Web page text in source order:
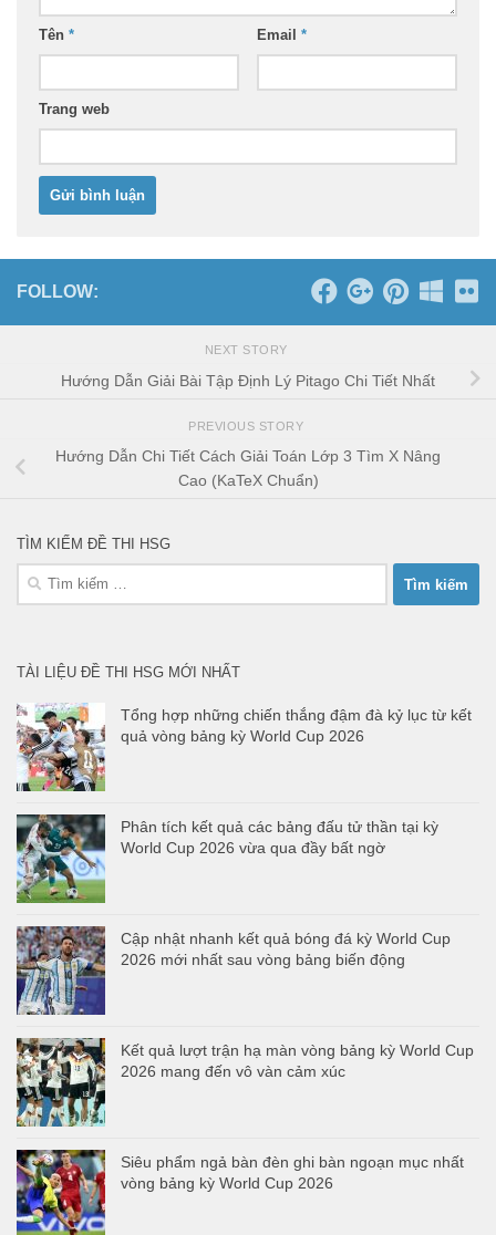
Tên * Email *
Trang web
FOLLOW:
NEXT STORY
Hướng Dẫn Giải Bài Tập Định Lý Pitago Chi Tiết Nhất
PREVIOUS STORY
Hướng Dẫn Chi Tiết Cách Giải Toán Lớp 3 Tìm X Nâng
Cao (KaTeX Chuẩn)
TÌM KIẾM ĐỀ THI HSG
Tìm
TÀI LIỆU ĐỀ THI HSG MỚI NHẤT
Tổng hợp những chiến thắng đậm đà kỷ lục từ kết
quả vòng bảng kỳ World Cup 2026
Phân tích kết quả các bảng đấu tử thần tại kỳ
World Cup 2026 vừa qua đầy bất ngờ
Cập nhật nhanh kết quả bóng đá kỳ World Cup
2026 mới nhất sau vòng bảng biến động
Kết quả lượt trận hạ màn vòng bảng kỳ World Cup
2026 mang đến vô vàn cảm xúc
Siêu phẩm ngả bàn đèn ghi bàn ngoạn mục nhất
vòng bảng kỳ World Cup 2026